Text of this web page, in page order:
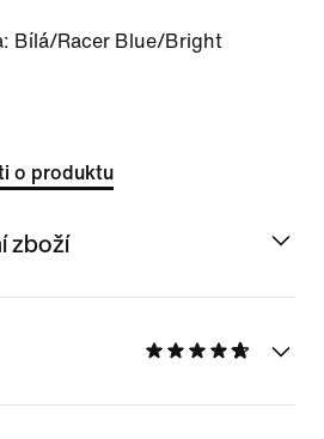
Bílá/Racer Blue/Bright
o produktu
zboží